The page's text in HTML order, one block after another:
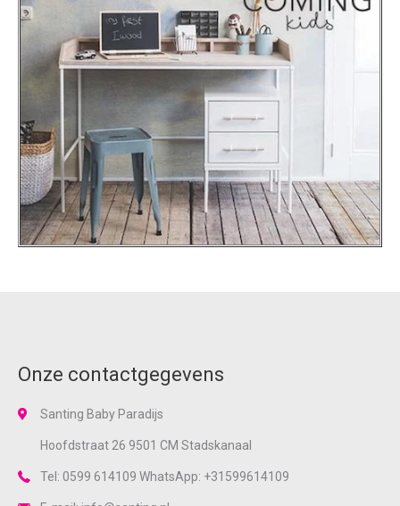
Onze contactgegevens
Santing Baby Paradijs
Hoofdstraat 26 9501 CM Stadskanaal
Tel: 0599 614109 WhatsApp: +31599614109